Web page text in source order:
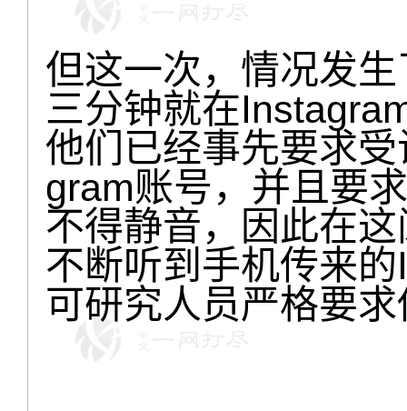
但这一次，情况发
三分钟就在
他们已经事先要求
gram账号，并且要
不得静音，因此在
不断听到手机传来
可研究人员严格要